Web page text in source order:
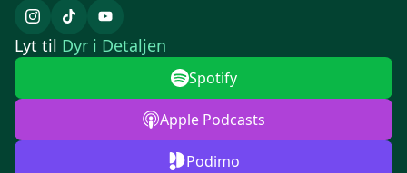
Lyt til Dyr i Detaljen
Spotify
Apple Podcasts
Podimo